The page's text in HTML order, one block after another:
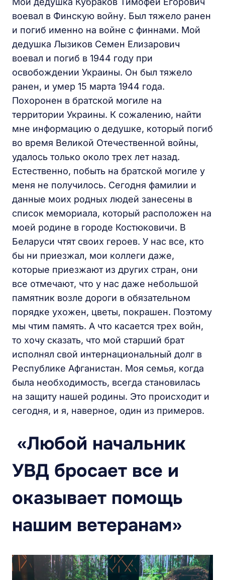
воевал в Финскую войну. Был тяжело ранен
и погиб именно на войне с финнами. Мой
дедушка Лызиков Семен Елизарович
воевал и погиб в 1944 году при
освобождении Украины. Он был тяжело
ранен, и умер 15 марта 1944 года.
Похоронен в братской могиле на
территории Украины. К сожалению, найти
мне информацию о дедушке, который погиб
во время Великой Отечественной войны,
удалось только около трех лет назад.
Естественно, побыть на братской могиле у
меня не получилось. Сегодня фамилии и
данные моих родных людей занесены в
список мемориала, который расположен на
моей родине в городе Костюковичи. В
Беларуси чтят своих героев. У нас все, кто
бы ни приезжал, мои коллеги даже,
которые приезжают из других стран, они
все отмечают, что у нас даже небольшой
памятник возле дороги в обязательном
порядке ухожен, цветы, покрашен. Поэтому
мы чтим память. А что касается трех войн,
то хочу сказать, что мой старший брат
исполнял свой интернациональный долг в
Республике Афганистан. Моя семья, когда
была необходимость, всегда становилась
на защиту нашей родины. Это происходит и
сегодня, и я, наверное, один из примеров.
«Любой начальник
УВД бросает все и
оказывает помощь
нашим ветеранам»